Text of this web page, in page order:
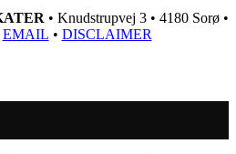
• Knudstrupvej 3 • 4180 Sorø •
EMAIL • DISCLAIMER